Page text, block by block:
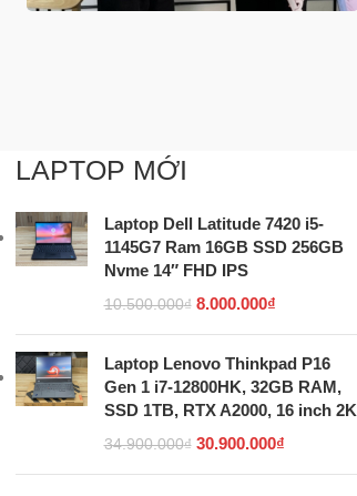
LAPTOP MỚI
Laptop Dell Latitude 7420 i5-
1145G7 Ram 16GB SSD 256GB
Nvme 14″ FHD IPS
10.500.000₫ 8.000.000₫
Laptop Lenovo Thinkpad P16
Gen 1 i7-12800HK, 32GB RAM,
SSD 1TB, RTX A2000, 16 inch 2K
34.900.000₫ 30.900.000₫